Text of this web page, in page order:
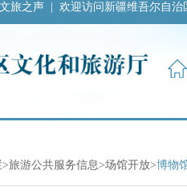
旅之声 欢迎访问新疆维吾尔自
>旅游公共服务信息>场馆开放>博物